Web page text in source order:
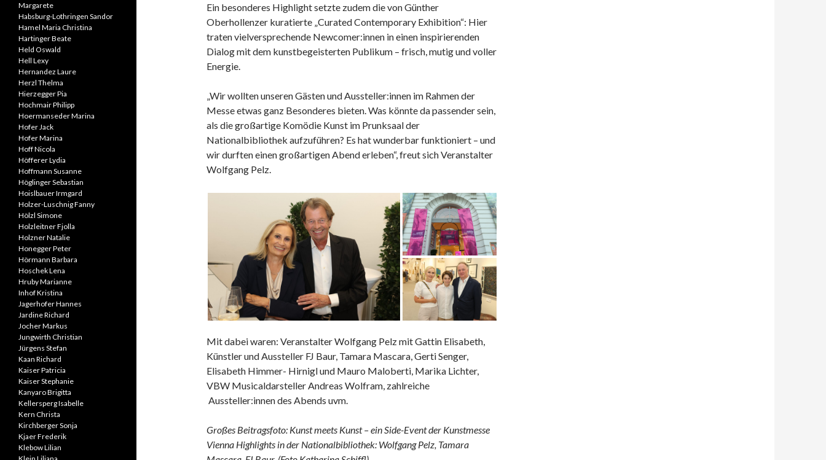
Ein besonderes Highlight setzte zudem die von Günther
Oberhollenzer kuratierte „Curated Contemporary Exhibition“: Hier
traten vielversprechende Newcomer:innen in einen inspirierenden
Dialog mit dem kunstbegeisterten Publikum – frisch, mutig und voller
Energie.
„Wir wollten unseren Gästen und Aussteller:innen im Rahmen der
Messe etwas ganz Besonderes bieten. Was könnte da passender sein,
als die großartige Komödie Kunst im Prunksaal der
Nationalbibliothek aufzuführen? Es hat wunderbar funktioniert – und
wir durften einen großartigen Abend erleben“, freut sich Veranstalter
Wolfgang Pelz.
Mit dabei waren: Veranstalter Wolfgang Pelz mit Gattin Elisabeth,
Künstler und Aussteller FJ Baur, Tamara Mascara, Gerti Senger,
Elisabeth Himmer- Hirnigl und Mauro Maloberti, Marika Lichter,
VBW Musicaldarsteller Andreas Wolfram, zahlreiche
Aussteller:innen des Abends uvm.
Großes Beitragsfoto: Kunst meets Kunst – ein Side-Event der Kunstmesse
Vienna Highlights in der Nationalbibliothek: Wolfgang Pelz, Tamara
Margarete
Habsburg-Lothringen Sandor
Hamel Maria Christina
Hartinger Beate
Held Oswald
Hell Lexy
Hernandez Laure
Herzl Thelma
Hierzegger Pia
Hochmair Philipp
Hoermanseder Marina
Hofer Jack
Hofer Marina
Hoff Nicola
Höfferer Lydia
Hoffmann Susanne
Höglinger Sebastian
Hoislbauer Irmgard
Holzer-Luschnig Fanny
Hölzl Simone
Holzleitner Fjolla
Holzner Natalie
Honegger Peter
Hörmann Barbara
Hoschek Lena
Hruby Marianne
Inhof Kristina
Jagerhofer Hannes
Jardine Richard
Jocher Markus
Jungwirth Christian
Jürgens Stefan
Kaan Richard
Kaiser Patricia
Kaiser Stephanie
Kanyaro Brigitta
Kellersperg Isabelle
Kern Christa
Kirchberger Sonja
Kjaer Frederik
Klebow Lilian